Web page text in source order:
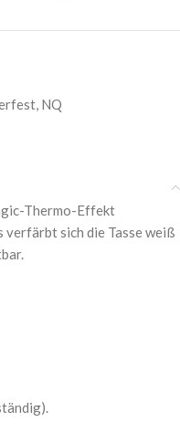
, NQ
Thermo-Effekt
verfärbt sich die Tasse weiß